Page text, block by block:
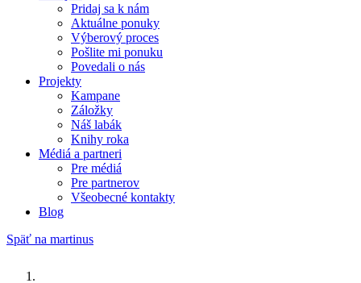
Pridaj sa k nám
Aktuálne ponuky
Výberový proces
Pošlite mi ponuku
Povedali o nás
Projekty
Kampane
Záložky
Náš labák
Knihy roka
Médiá a partneri
Pre médiá
Pre partnerov
Všeobecné kontakty
Blog
Späť na martinus